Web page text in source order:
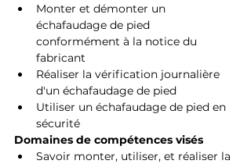
Monter et démonter un
échafaudage de pied
conformément à la notice du
fabricant
Réaliser la vérification journalière
d'un échafaudage de pied
Utiliser un échafaudage de pied en
sécurité
Domaines de compétences visés
Savoir monter, utiliser, et réaliser la